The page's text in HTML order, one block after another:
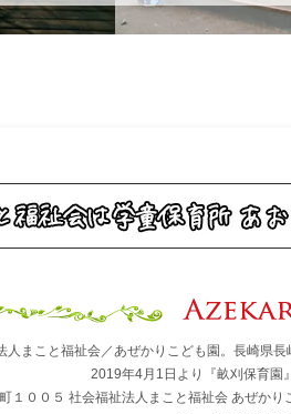
人まこと福祉会／あぜかりこども園。長崎
2019年4月1日より『畝刈保育園
１００５ 社会福祉法人まこと福祉会 あぜ